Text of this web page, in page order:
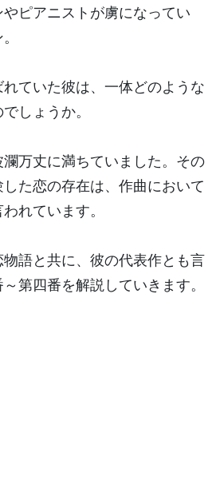
ピアニストが虜になってい
ていた彼は、一体どのような
しょうか。
万丈に満ちていました。その
た恋の存在は、作曲において
れています。
語と共に、彼の代表作とも言
第四番を解説していきます。